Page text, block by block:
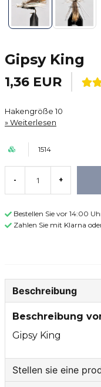
Gipsy King
1,36 EUR
Hakengröße 10
Weiterlesen
1514
- +
Bestellen Sie vor 14:00
Zahlen Sie mit Klarna
Beschreibung
Beschreibung
Gipsy King
Stellen sie eine